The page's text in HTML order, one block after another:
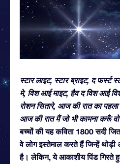
स्टार लाइट, स्टार ब्राइट, द
मे, विश आई माइट, हैव द विश आई
रोशन सितारे, आज की रात का पहला
आज की रात मैं जो भी कामना करूँ वो
बच्चों की यह कविता 1800 सदी
वे लोग इस्तेमाल करते हैं जिन्हें थोड़ी
है। लेकिन, ये आकाशीय पिंड गिरते